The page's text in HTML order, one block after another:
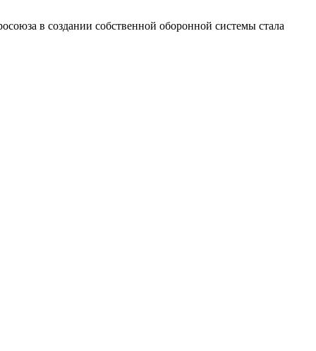
в создании собственной оборонной системы стала